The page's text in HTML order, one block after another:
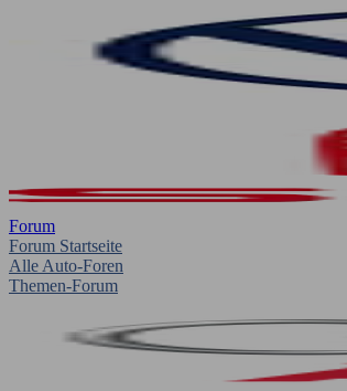
Forum
Forum Startseite
Alle Auto-Foren
Themen-Forum